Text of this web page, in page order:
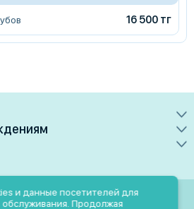
16 500 тг
разрешено только при
и данные посетителей для
обслуживания. Продолжая